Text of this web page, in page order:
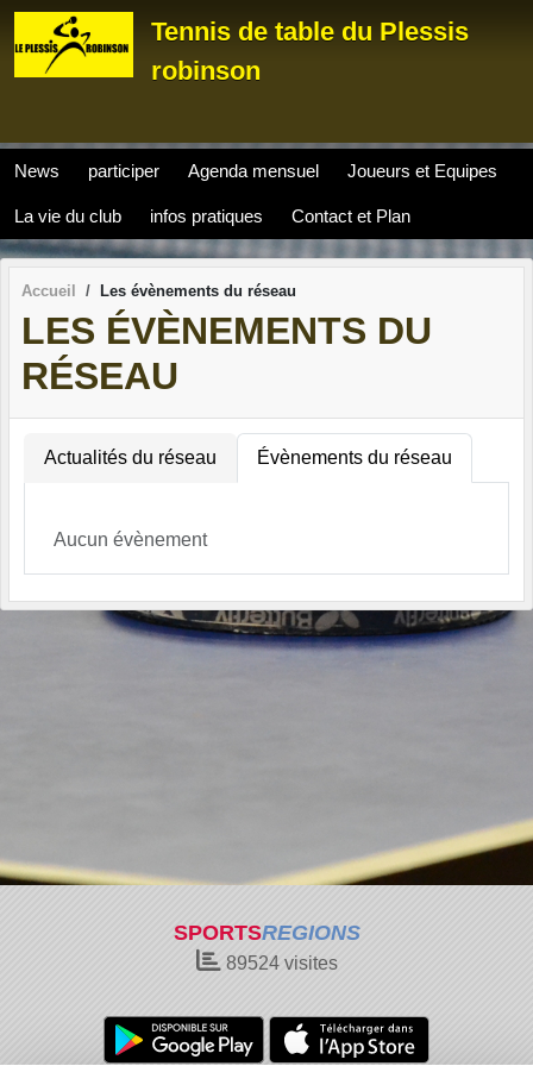
Tennis de table du Plessis
robinson
News participer Agenda mensuel Joueurs et Equipes
La vie du club infos pratiques Contact et Plan
Accueil Les évènements du réseau
LES ÉVÈNEMENTS DU
RÉSEAU
Actualités du réseau Évènements du réseau
Aucun évènement
SPORTSREGIONS
89524visites
Panneau de gestion des cookies